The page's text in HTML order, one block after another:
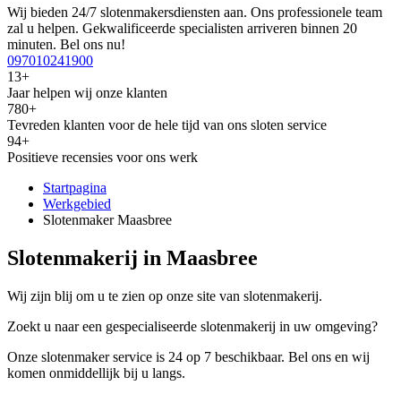
Wij bieden 24/7 slotenmakersdiensten aan. Ons professionele team
zal u helpen. Gekwalificeerde specialisten arriveren binnen 20
minuten. Bel ons nu!
097010241900
13+
Jaar helpen wij onze klanten
780+
Tevreden klanten voor de hele tijd van ons sloten service
94+
Positieve recensies voor ons werk
Startpagina
Werkgebied
Slotenmaker Maasbree
Slotenmakerij in Maasbree
Wij zijn blij om u te zien op onze site van slotenmakerij.
Zoekt u naar een gespecialiseerde slotenmakerij in uw omgeving?
Onze slotenmaker service is 24 op 7 beschikbaar. Bel ons en wij
komen onmiddellijk bij u langs.